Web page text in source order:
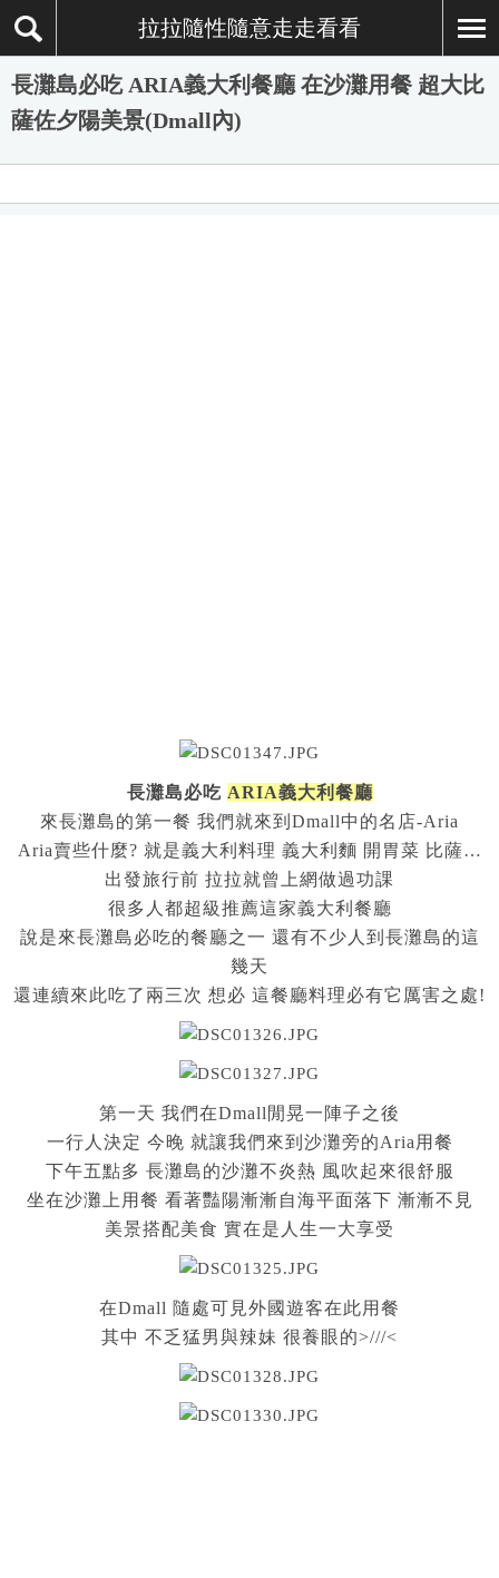
拉拉隨性隨意走走看看
長灘島必吃 ARIA義大利餐廳 在沙灘用餐 超大比
薩佐夕陽美景(Dmall內)
長灘島必吃 ARIA義大利餐廳
來長灘島的第一餐 我們就來到Dmall中的名店-Aria
Aria賣些什麼? 就是義大利料理 義大利麵 開胃菜 比薩…
出發旅行前 拉拉就曾上網做過功課
很多人都超級推薦這家義大利餐廳
說是來長灘島必吃的餐廳之一 還有不少人到長灘島的這
幾天
還連續來此吃了兩三次 想必 這餐廳料理必有它厲害之處!
第一天 我們在Dmall閒晃一陣子之後
一行人決定 今晚 就讓我們來到沙灘旁的Aria用餐
下午五點多 長灘島的沙灘不炎熱 風吹起來很舒服
坐在沙灘上用餐 看著豔陽漸漸自海平面落下 漸漸不見
美景搭配美食 實在是人生一大享受
在Dmall 隨處可見外國遊客在此用餐
其中 不乏猛男與辣妹 很養眼的>///<